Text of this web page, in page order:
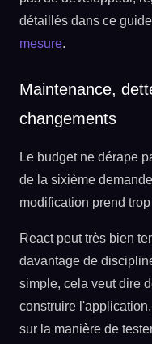
détaillés dans ce
mesure.
Maintenance,
changements
Le budget ne dérape
de la sixième
modification prend
React peut très bien
davantage de
simple, cela veut dire
construire
sur la manière de